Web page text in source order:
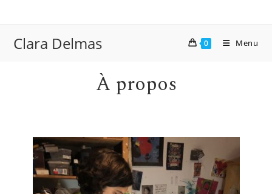
contentClara Delmas 0 Menu
À propos